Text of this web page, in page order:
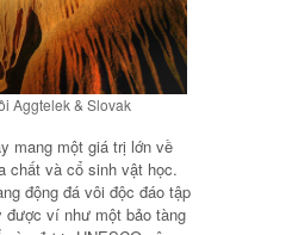
Aggtelek & Slovak
mang một giá trị lớn về
chất và cổ sinh vật học.
động đá vôi độc đáo tập
được ví như một bảo tàng